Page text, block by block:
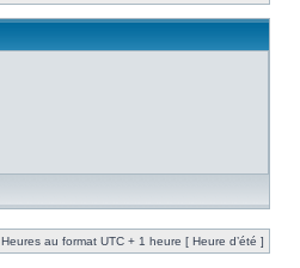
Heures au format UTC + 1 heure [ Heure d’été ]